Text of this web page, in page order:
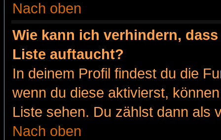
Nach oben
Wie kann ich verhindern,
Liste auftaucht?
In deinem Profil findest du die
wenn du diese aktivierst,
Liste sehen. Du zählst dann als
Nach oben